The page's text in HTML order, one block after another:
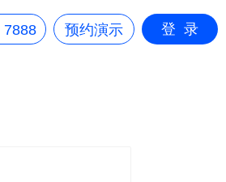
7888 预约演示 登录